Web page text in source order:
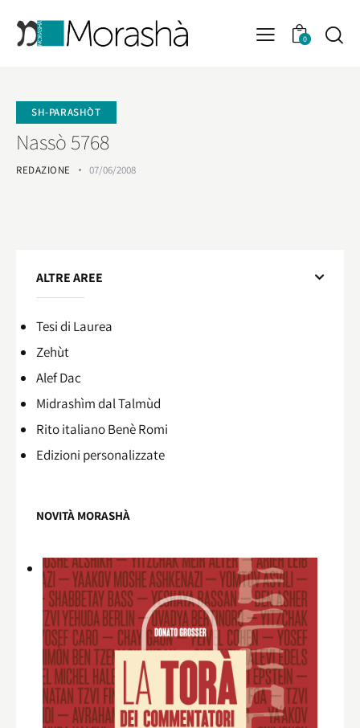
0
SH-PARASHÒT
Nassò 5768
REDAZIONE 07/06/2008
ALTRE AREE
Tesi di Laurea
Zehùt
Alef Dac
Midrashìm dal Talmùd
Rito italiano Benè Romi​
Edizioni personalizzate
NOVITÀ MORASHÀ